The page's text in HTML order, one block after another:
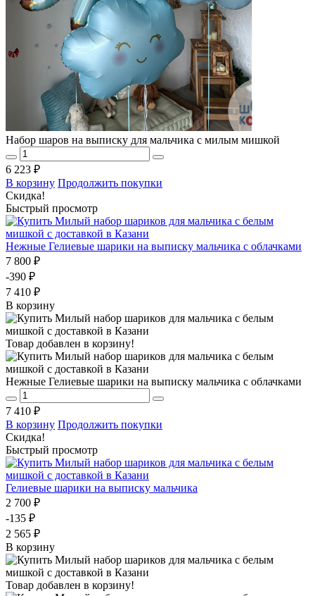
Набор шаров на выписку для мальчика с милым мишкой
6 223 ₽
В корзину Продолжить покупки
Скидка!
Быстрый просмотр
Нежные Гелиевые шарики на выписку мальчика с облачками
7 800 ₽
-390 ₽
7 410 ₽
В корзину
Товар добавлен в корзину!
Нежные Гелиевые шарики на выписку мальчика с облачками
7 410 ₽
В корзину Продолжить покупки
Скидка!
Быстрый просмотр
Гелиевые шарики на выписку мальчика
2 700 ₽
-135 ₽
2 565 ₽
В корзину
Товар добавлен в корзину!